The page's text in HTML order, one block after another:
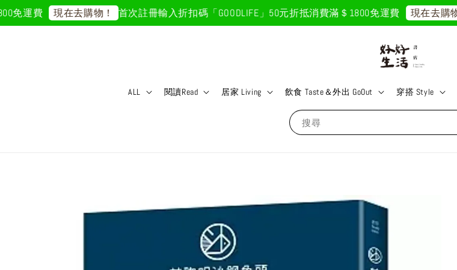
運費 現在去購物！ 首次註冊輸入折扣碼「GOODLIFE」50元折抵消費滿＄1800免運費 現在去購物！
搜尋
ALL 閱讀Read 居家 Living 飲食 Taste＆外出 GoOut 穿搭 Style